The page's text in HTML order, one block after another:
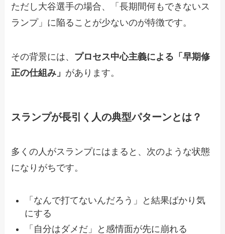
ただし大谷選手の場合、「長期間何もできないス
ランプ」に陥ることが少ないのが特徴です。
その背景には、 プロセス中心主義による「早期修
正の仕組み」 があります。
スランプが長引く人の典型パターンとは？
多くの人がスランプにはまると、次のような状態
になりがちです。
「なんで打てないんだろう」と結果ばかり気
にする
「自分はダメだ」と感情面が先に崩れる